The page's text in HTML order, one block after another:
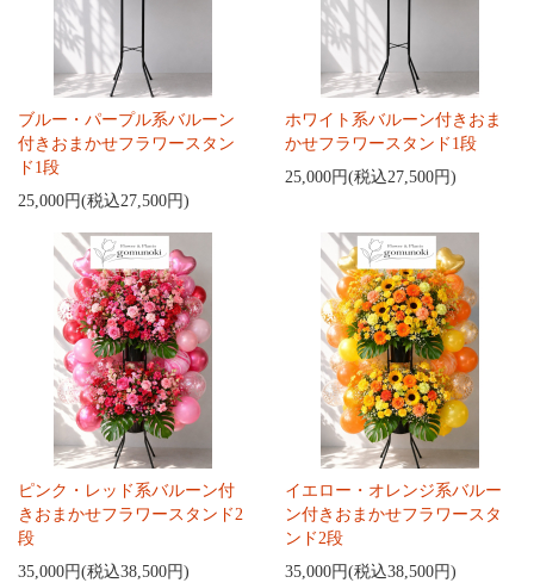
ブルー・パープル系バルーン
付きおまかせフラワースタン
ド1段
25,000円(税込27,500円)
ホワイト系バルーン付きおま
かせフラワースタンド1段
25,000円(税込27,500円)
ピンク・レッド系バルーン付
きおまかせフラワースタンド2
段
35,000円(税込38,500円)
イエロー・オレンジ系バルー
ン付きおまかせフラワースタ
ンド2段
35,000円(税込38,500円)